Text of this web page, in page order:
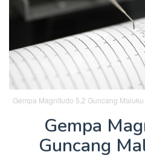
Gempa Magnitudo 5,2 Guncang
Gempa
Guncang